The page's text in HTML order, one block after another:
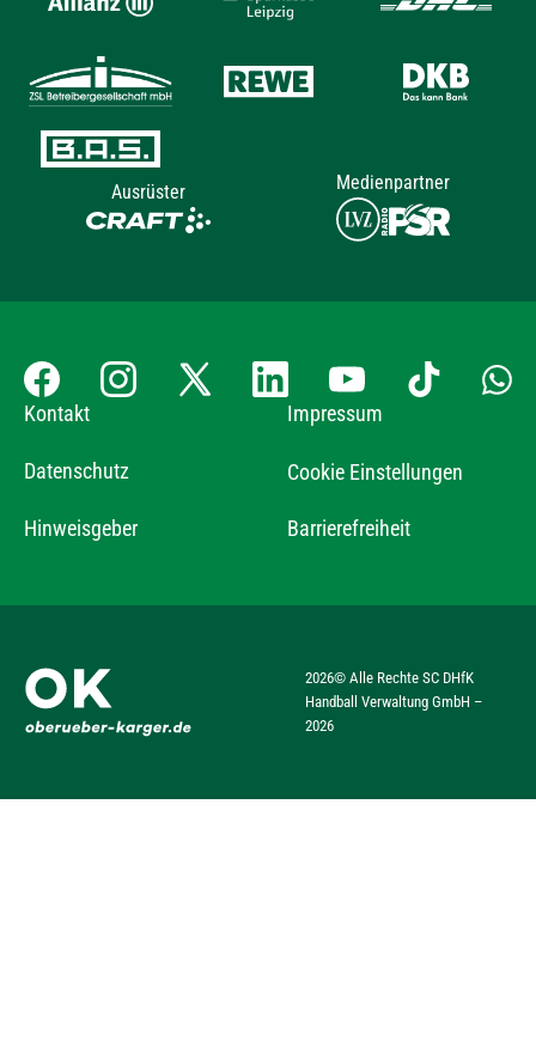
Ausrüster Medienpartner
Kontakt Impressum
Datenschutz Cookie Einstellungen
Hinweisgeber Barrierefreiheit
2026© Alle Rechte SC DHfK
Handball Verwaltung GmbH –
2026